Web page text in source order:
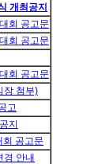
개최공지
회 공고문
회 공고문
회 공고문
장 첨부)
고
지
공고문
경 안내